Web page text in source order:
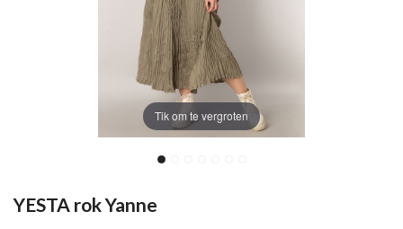
Tik om te vergroten
YESTA rok Yanne